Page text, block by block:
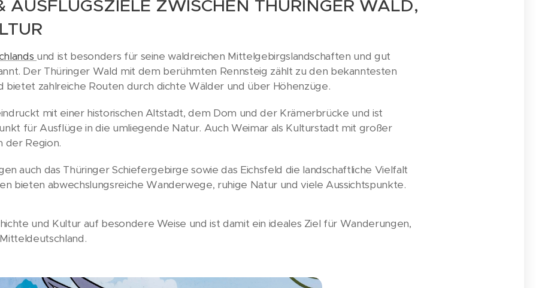
AUSFLUGSZIELE ZWISCHEN THÜRINGER WALD,
und ist besonders für seine waldreichen Mittelgebirgslandschaften und gut
Der Thüringer Wald mit dem berühmten Rennsteig zählt zu den bekanntesten
bietet zahlreiche Routen durch dichte Wälder und über Höhenzüge.
mit einer historischen Altstadt, dem Dom und der Krämerbrücke und ist
für Ausflüge in die umliegende Natur. Auch Weimar als Kulturstadt mit großer
der Region.
auch das Thüringer Schiefergebirge sowie das Eichsfeld die landschaftliche Vielfalt
bieten abwechslungsreiche Wanderwege, ruhige Natur und viele Aussichtspunkte.
und Kultur auf besondere Weise und ist damit ein ideales Ziel für Wanderungen,